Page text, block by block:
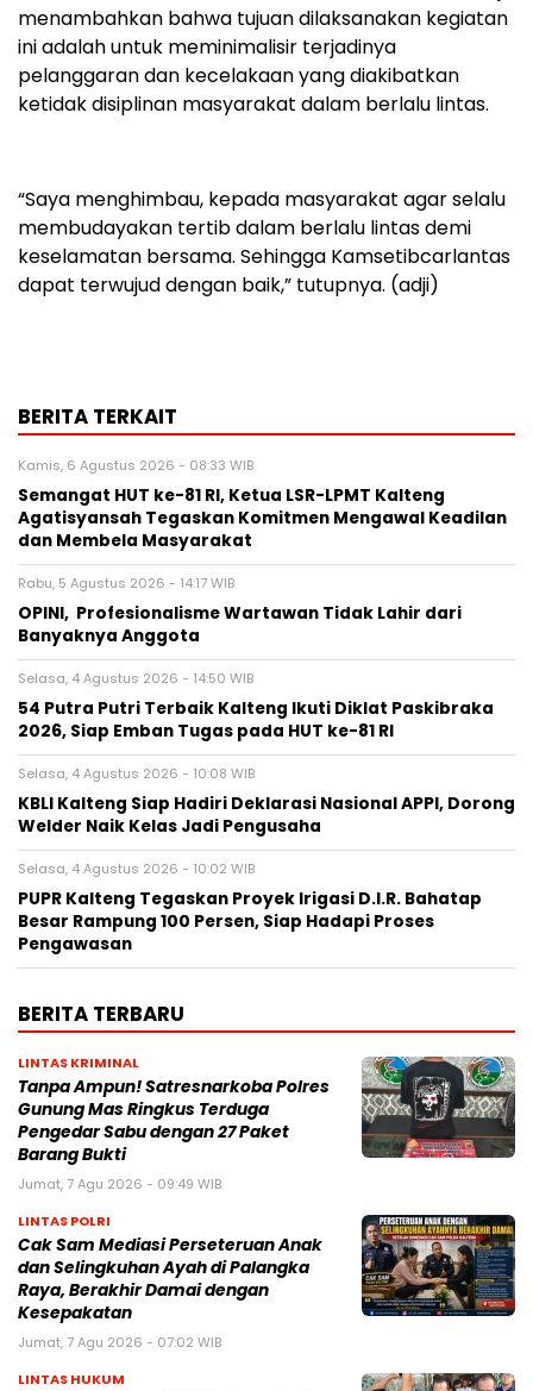
menambahkan bahwa tujuan dilaksanakan kegiatan
ini adalah untuk meminimalisir terjadinya
pelanggaran dan kecelakaan yang diakibatkan
ketidak disiplinan masyarakat dalam berlalu lintas.
“Saya menghimbau, kepada masyarakat agar selalu
membudayakan tertib dalam berlalu lintas demi
keselamatan bersama. Sehingga Kamsetibcarlantas
dapat terwujud dengan baik,” tutupnya. (adji)
BERITA TERKAIT
Kamis, 6 Agustus 2026 - 08:33 WIB
Semangat HUT ke-81 RI, Ketua LSR-LPMT Kalteng
Agatisyansah Tegaskan Komitmen Mengawal Keadilan
dan Membela Masyarakat
Rabu, 5 Agustus 2026 - 14:17 WIB
OPINI, Profesionalisme Wartawan Tidak Lahir dari
Banyaknya Anggota
Selasa, 4 Agustus 2026 - 14:50 WIB
54 Putra Putri Terbaik Kalteng Ikuti Diklat Paskibraka
2026, Siap Emban Tugas pada HUT ke-81 RI
Selasa, 4 Agustus 2026 - 10:08 WIB
KBLI Kalteng Siap Hadiri Deklarasi Nasional APPI, Dorong
Welder Naik Kelas Jadi Pengusaha
Selasa, 4 Agustus 2026 - 10:02 WIB
PUPR Kalteng Tegaskan Proyek Irigasi D.I.R. Bahatap
Besar Rampung 100 Persen, Siap Hadapi Proses
Pengawasan
BERITA TERBARU
LINTAS KRIMINAL
Tanpa Ampun! Satresnarkoba Polres
Gunung Mas Ringkus Terduga
Pengedar Sabu dengan 27 Paket
Barang Bukti
Jumat, 7 Agu 2026 - 09:49 WIB
LINTAS POLRI
Cak Sam Mediasi Perseteruan Anak
dan Selingkuhan Ayah di Palangka
Raya, Berakhir Damai dengan
Kesepakatan
Jumat, 7 Agu 2026 - 07:02 WIB
LINTAS HUKUM